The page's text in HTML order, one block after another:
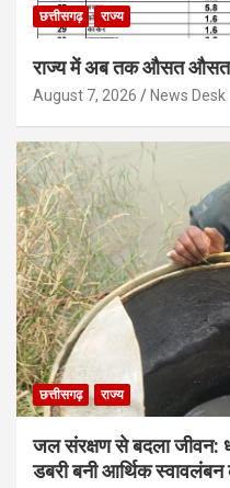
छत्तीसगढ़ राज्य
राज्य में अब तक औसत औसतन
August 7, 2026 News Desk
छत्तीसगढ़ राज्य
जल संरक्षण से बदला जीवन:
डबरी बनी आर्थिक